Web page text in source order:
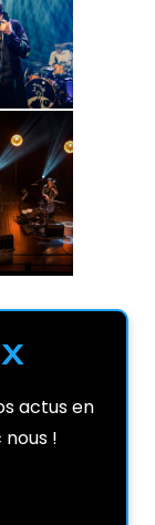
actus en
!